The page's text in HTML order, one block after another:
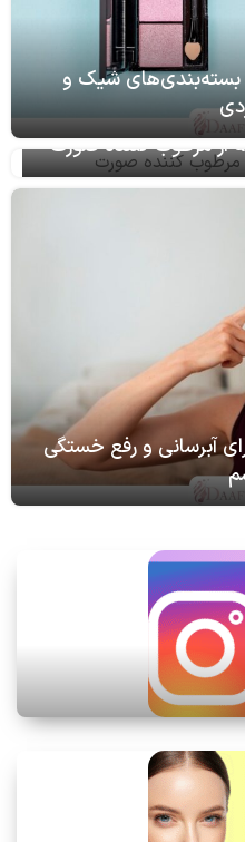
بسته‌بندی‌های شیک و
از مرطوب کننده صورت
آبرسانی و رفع خستگی